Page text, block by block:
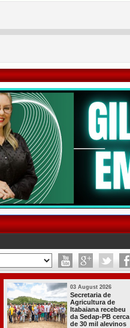
03 August 2026
Secretaria de
Agricultura de
Itabaiana recebeu
da Sedap-PB cerca
de 30 mil alevinos